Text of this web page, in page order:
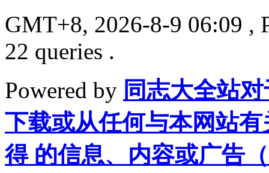
GMT+8, 2026-8-9 06:09 ,
22 queries .
Powered by 同志大全站
下载或从任何与本网站
得 的信息、内容或广告